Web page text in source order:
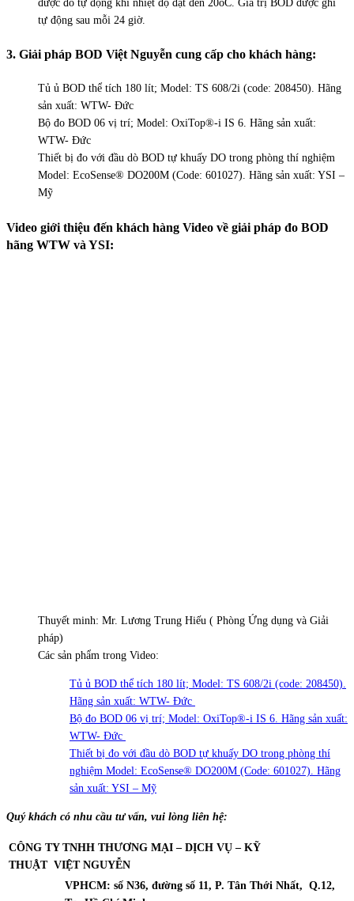
được đo tự động khi nhiệt độ đạt đến 20oC. Giá trị BOD được ghi
tự động sau mỗi 24 giờ.
3. Giải pháp BOD Việt Nguyễn cung cấp cho khách hàng:
Tủ ủ BOD thể tích 180 lít; Model: TS 608/2i (code: 208450). Hãng
sản xuất: WTW- Đức
Bộ đo BOD 06 vị trí; Model: OxiTop®-i IS 6. Hãng sản xuất:
WTW- Đức
Thiết bị đo với đầu dò BOD tự khuấy DO trong phòng thí nghiệm
Model: EcoSense® DO200M (Code: 601027). Hãng sản xuất: YSI –
Mỹ
Video giới thiệu đến khách hàng Video về giải pháp đo BOD
hãng WTW và YSI:
Thuyết minh: Mr. Lương Trung Hiếu ( Phòng Ứng dụng và Giải
pháp)
Các sản phẩm trong Video:
Tủ ủ BOD thể tích 180 lít; Model: TS 608/2i (code: 208450).
Hãng sản xuất: WTW- Đức
Bộ đo BOD 06 vị trí; Model: OxiTop®-i IS 6. Hãng sản xuất:
WTW- Đức
Thiết bị đo với đầu dò BOD tự khuấy DO trong phòng thí
nghiệm Model: EcoSense® DO200M (Code: 601027). Hãng
sản xuất: YSI – Mỹ
Quý khách có nhu cầu tư vấn, vui lòng liên hệ:
CÔNG TY TNHH THƯƠNG MẠI – DỊCH VỤ – KỸ
THUẬT VIỆT NGUYỄN
VPHCM: số N36, đường số 11, P. Tân Thới Nhất, Q.12,